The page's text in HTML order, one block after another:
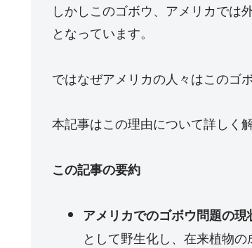
しかしこのゴボウ、アメリカでは
となっています。
ではなぜアメリカの人々はこのゴ
本記事はこの理由について詳しく
この記事の要約
アメリカでのゴボウ問題の現
として野生化し、在来植物